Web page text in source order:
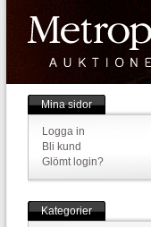
Mina sidor
Logga in
Bli kund
Glömt login?
Kategorier